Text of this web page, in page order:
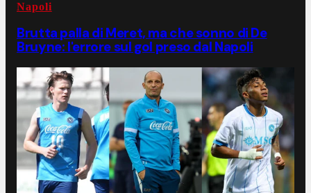
Napoli
Brutta palla di Meret, ma che sonno di De
Bruyne: l'errore sul gol preso dal Napoli